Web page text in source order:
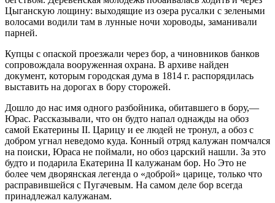
Цыганскую лощину: выходящие из озера русалки с зелеными
волосами водили там в лунные ночи хороводы, заманивали
парней.
Купцы с опаской проезжали через бор, а чиновников банков
сопровождала вооруженная охрана. В архиве найден
документ, которым городская дума в 1814 г. распорядилась
выставить на дорогах в бору сторожей.
Дошло до нас имя одного разбойника, обитавшего в бору,—
Юрас. Рассказывали, что он будто напал однажды на обоз
самой Екатерины II. Царицу и ее людей не тронул, а обоз с
добром угнал неведомо куда. Конный отряд калужан помчался
на поиски, Юраса не поймали, но обоз царский нашли. За это
будто и подарила Екатерина II калужанам бор. Но Это не
более чем дворянская легенда о «доброй» царице, только что
расправившейся с Пугачевым. На самом деле бор всегда
принадлежал калужанам.